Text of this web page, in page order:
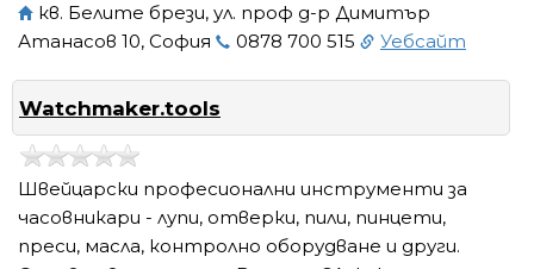
кв. Белите брези, ул. проф д-р Димитър
Атанасов 10, София
0878 700 515 Уебсайт
Watchmaker.tools
Швейцарски професионални инструменти за
часовникари - лупи, отверки, пили, пинцети,
преси, масла, контролно оборудване и други.